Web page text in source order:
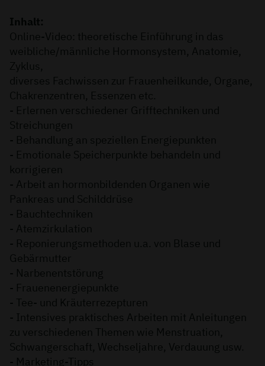
Inhalt:
Online-Video: theoretische Einführung in das
weibliche/männliche Hormonsystem, Anatomie,
Zyklus,
diverses Fachwissen zur Frauenheilkunde, Organe,
Chakrenzentren, Essenzen etc.
- Erlernen verschiedener Grifftechniken und
Streichungen
- Behandlung an speziellen Energiepunkten
- Emotionale Speicherpunkte behandeln und
korrigieren
- Arbeit an hormonbildenden Organen wie
Pankreas und Schilddrüse
- Bauchtechniken
- Atemzirkulation
- Reponierungsmethoden u.a. von Blase und
Gebärmutter
- Narbenentstörung
- Frauenenergiepunkte
- Tee- und Kräuterrezepturen
- Intensives praktisches Arbeiten mit Anleitungen
zu verschiedenen Themen wie Menstruation,
Schwangerschaft, Wechseljahre, Verdauung usw.
- Marketing-Tipps